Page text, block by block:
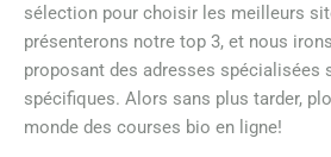
sélection pour choisir les meilleurs
présenterons notre top 3, et nous
proposant des adresses spécialisées
spécifiques. Alors sans plus tarder,
monde des courses bio en ligne!